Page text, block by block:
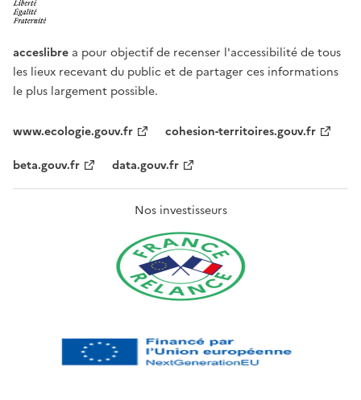
acceslibre a pour objectif de recenser l'accessibilité de tous
les lieux recevant du public et de partager ces informations
le plus largement possible.
www.ecologie.gouv.fr
cohesion-territoires.gouv.fr
beta.gouv.fr
data.gouv.fr
Nos investisseurs